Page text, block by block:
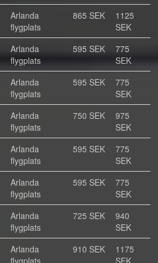
Arlanda
flygplats
865 SEK
1125
SEK
Arlanda
flygplats
595 SEK
775
SEK
Arlanda
flygplats
595 SEK
775
SEK
Arlanda
flygplats
750 SEK
975
SEK
Arlanda
flygplats
595 SEK
775
SEK
Arlanda
flygplats
595 SEK
775
SEK
Arlanda
flygplats
725 SEK
940
SEK
Arlanda
flygplats
910 SEK
1175
SEK